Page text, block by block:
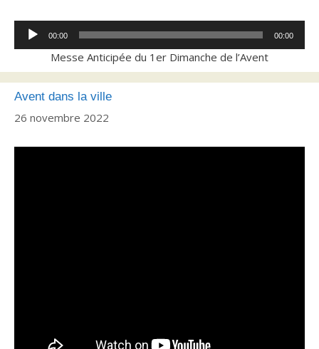
Lecteur
audio
00:00 00:00
Messe Anticipée du 1er Dimanche de l’Avent
Avent dans la ville
26 novembre 2022